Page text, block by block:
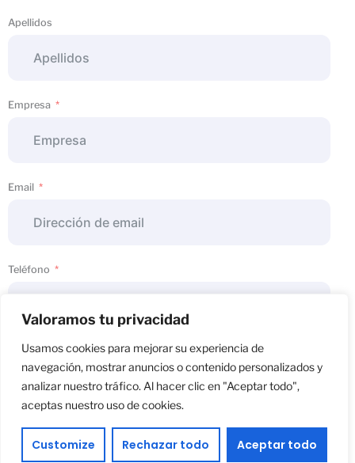
Valoramos tu privacidad
Usamos cookies para mejorar su experiencia de
navegación, mostrar anuncios o contenido personalizados y
analizar nuestro tráfico. Al hacer clic en "Aceptar todo",
aceptas nuestro uso de cookies.
Customize Rechazar todo Aceptar todo
Apellidos
Empresa
Email
Teléfono
Asunto